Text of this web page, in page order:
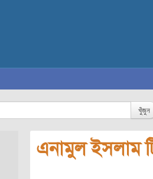
খুঁজুন
এনামুল ইসলাম